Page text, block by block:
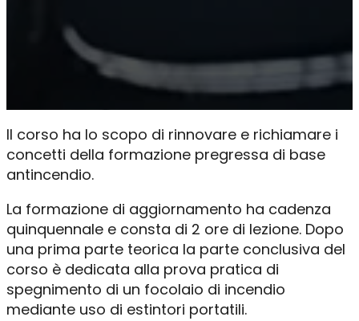
Il corso ha lo scopo di rinnovare e richiamare i
concetti della formazione pregressa di base
antincendio.
La formazione di aggiornamento ha cadenza
quinquennale e consta di 2 ore di lezione. Dopo
una prima parte teorica la parte conclusiva del
corso è dedicata alla prova pratica di
spegnimento di un focolaio di incendio
mediante uso di estintori portatili.